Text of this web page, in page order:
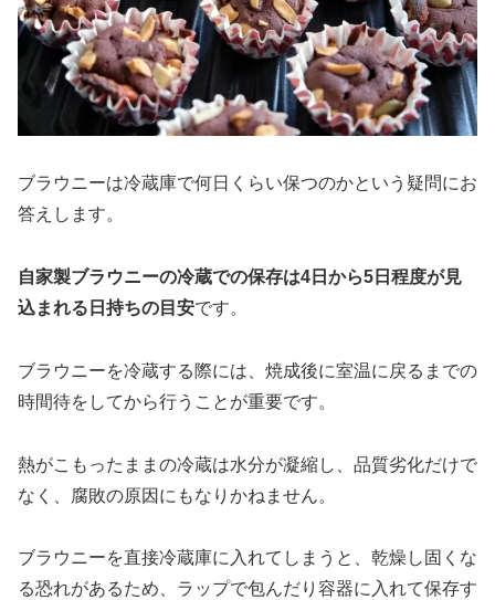
ブラウニーは冷蔵庫で何日くらい保つのかという疑問にお
答えします。
自家製ブラウニーの冷蔵での保存は4日から5日程度が見
込まれる日持ちの目安です。
ブラウニーを冷蔵する際には、焼成後に室温に戻るまでの
時間待をしてから行うことが重要です。
熱がこもったままの冷蔵は水分が凝縮し、品質劣化だけで
なく、腐敗の原因にもなりかねません。
ブラウニーを直接冷蔵庫に入れてしまうと、乾燥し固くな
る恐れがあるため、ラップで包んだり容器に入れて保存す